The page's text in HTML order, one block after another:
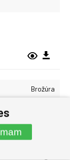
Brožúra
panelov